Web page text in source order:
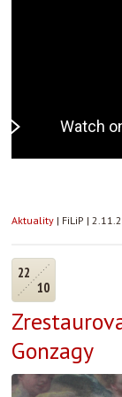
Aktuality | FiLiP |
22
10
Gonzagy